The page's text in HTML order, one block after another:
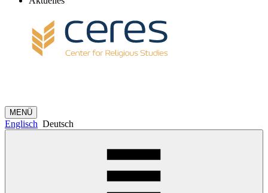
MENÜ
Englisch Deutsch